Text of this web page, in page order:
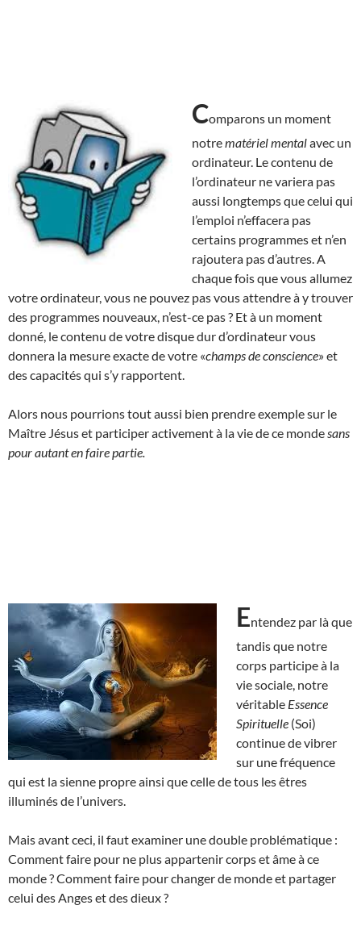
Comparons un moment
notrematériel mentalavec un
ordinateur. Le contenu de
l’ordinateur ne variera pas
aussi longtemps que celui qui
l’emploi n’effacera pas
certains programmes et n’en
rajoutera pas d’autres. A
chaque fois que vous allumez
votre ordinateur, vous ne pouvez pas vous attendre à y trouver
des programmes nouveaux, n’est-ce pas ? Et à un moment
donné, le contenu de votre disque dur d’ordinateur vous
donnera la mesure exacte de votre «champs de conscience» et
des capacités qui s’y rapportent.
Alors nous pourrions tout aussi bien prendre exemple sur le
Maître Jésus et participer activement à la vie de ce monde sans
pour autant en faire partie.
Entendez par là que
tandis que notre
corps participe à la
vie sociale, notre
véritable Essence
Spirituelle (Soi)
continue de vibrer
sur une fréquence
qui est la sienne propre ainsi que celle de tous les êtres
illuminés de l’univers.
Mais avant ceci, il faut examiner une double problématique :
Comment faire pour ne plus appartenir corps et âme à ce
monde ? Comment faire pour changer de monde et partager
celui des Anges et des dieux ?